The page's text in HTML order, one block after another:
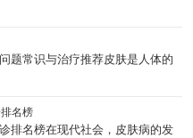
题常识与治疗推荐皮肤是人体的
名榜
排名榜在现代社会，皮肤病的发